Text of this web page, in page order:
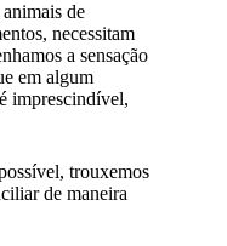
de
necessitam
a sensação
em algum
imprescindível,
trouxemos
de maneira